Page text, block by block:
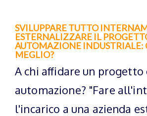
SVILUPPARE TUTTO
ESTERNALIZZARE IL
AUTOMAZIONE INDUSTRIALE:
MEGLIO?
A chi affidare un progetto
automazione? "Fare
l'incarico a una azienda